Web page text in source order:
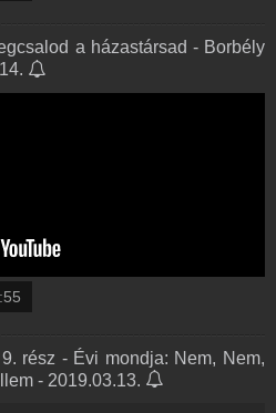
a házastársad - Borbély
rész - Évi mondja: Nem, Nem,
- 2019.03.13.